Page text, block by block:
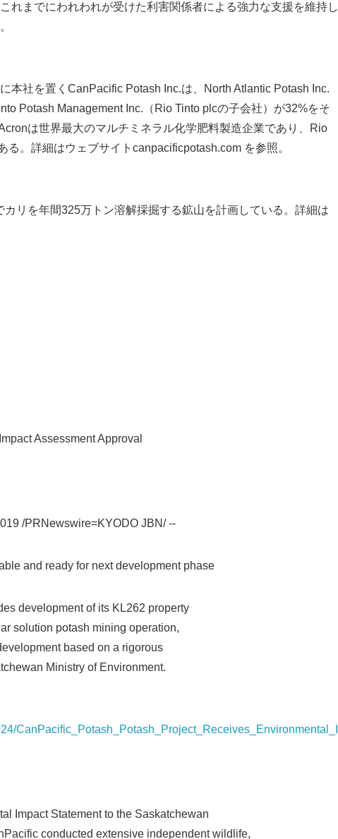
れまでにわれわれが受けた利害関係者による強力な支援を維持し
本社を置くCanPacific Potash Inc.は、North Atlantic Potash Inc.
Potash Management Inc.（Rio Tinto plcの子会社）が32%をそ
は世界最大のマルチミネラル化学肥料製造企業であり、Rio
。詳細はウェブサイトcanpacificpotash.com を参照。
リを年間325万トン溶解採掘する鉱山を計画している。詳細は
Assessment Approval
/PRNewswire=KYODO JBN/ --
and ready for next development phase
development of its KL262 property
solution potash mining operation,
based on a rigorous
Ministry of Environment.
CanPacific_Potash_Potash_Project_Receives_Environmental_I
Impact Statement to the Saskatchewan
conducted extensive independent wildlife,